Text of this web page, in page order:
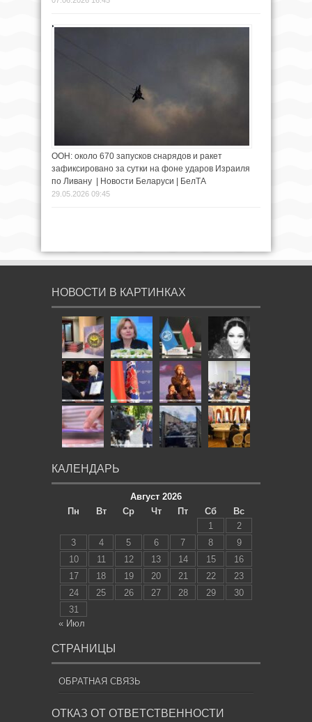
ООН: около 670 запусков снарядов и ракет
зафиксировано за сутки на фоне ударов Израиля
по Ливану | Новости Беларуси | БелТА
29.05.2026 09:45
НОВОСТИ В КАРТИНКАХ
КАЛЕНДАРЬ
Август 2026
Пн
Вт Ср Чт Пт Сб
Вс
1
2
3
4 5 6 7 8
9
10
11 12 13 14 15
16
17
18 19 20 21 22
23
24
25 26 27 28 29
30
31
« Июл
СТРАНИЦЫ
ОБРАТНАЯ СВЯЗЬ
ОТКАЗ ОТ ОТВЕТСТВЕННОСТИ